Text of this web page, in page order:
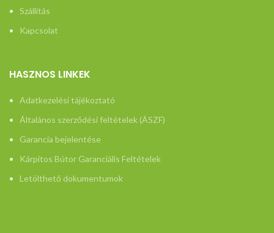
Szállítás
Kapcsolat
HASZNOS LINKEK
Adatkezelési tájékoztató
Általános szerződési feltételek (ÁSZF)
Garancia bejelentése
Kárpitos Bútor Garanciális Feltételek
Letölthető dokumentumok